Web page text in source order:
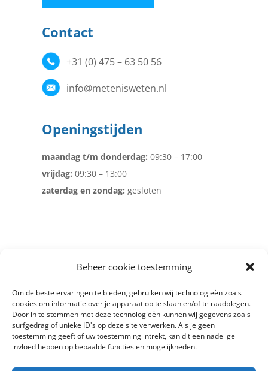
Beheer cookie toestemming
Om de beste ervaringen te bieden, gebruiken wij technologieën zoals
cookies om informatie over je apparaat op te slaan en/of te raadplegen.
Door in te stemmen met deze technologieën kunnen wij gegevens zoals
surfgedrag of unieke ID's op deze site verwerken. Als je geen
toestemming geeft of uw toestemming intrekt, kan dit een nadelige
invloed hebben op bepaalde functies en mogelijkheden.
Contact
+31 (0) 475 – 63 50 56
info@metenisweten.nl
Openingstijden
maandag t/m donderdag: 09:30 – 17:00
vrijdag: 09:30 – 13:00
zaterdag en zondag: gesloten
© Copyright 2012 - 2026
Meten is
Weten|Algemene Voorwaarden|